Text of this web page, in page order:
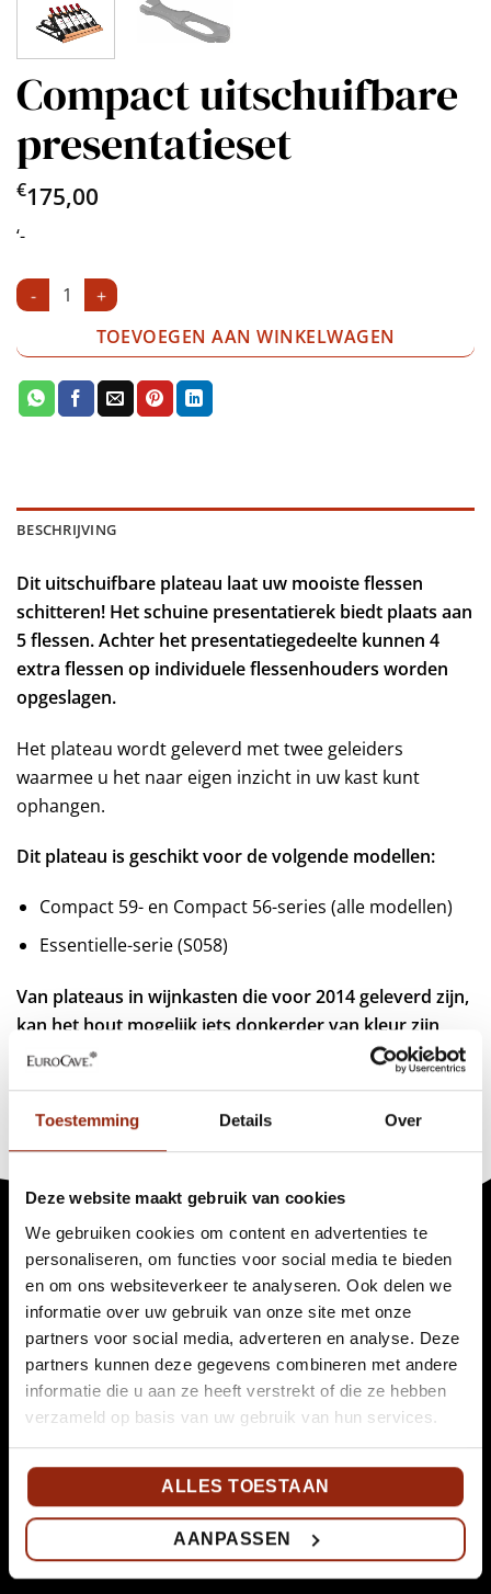
Toestemming Details Over
Deze website maakt gebruik van cookies
We gebruiken cookies om content en advertenties te
personaliseren, om functies voor social media te bieden
en om ons websiteverkeer te analyseren. Ook delen we
informatie over uw gebruik van onze site met onze
partners voor social media, adverteren en analyse. Deze
partners kunnen deze gegevens combineren met andere
informatie die u aan ze heeft verstrekt of die ze hebben
verzameld op basis van uw gebruik van hun services.
ALLES TOESTAAN
AANPASSEN
Compact uitschuifbare
presentatieset
€175,00
‘-
Compact uitschuifbare presentatieset aantal
TOEVOEGEN AAN WINKELWAGEN
BESCHRIJVING
Dit uitschuifbare plateau laat uw mooiste flessen
schitteren! Het schuine presentatierek biedt plaats aan
5 flessen. Achter het presentatiegedeelte kunnen 4
extra flessen op individuele flessenhouders worden
opgeslagen.
Het plateau wordt geleverd met twee geleiders
waarmee u het naar eigen inzicht in uw kast kunt
ophangen.
Dit plateau is geschikt voor de volgende modellen:
Compact 59- en Compact 56-series (alle modellen)
Essentielle-serie (S058)
Van plateaus in wijnkasten die voor 2014 geleverd zijn,
kan het hout mogelijk iets donkerder van kleur zijn
dan dat van dit plateau.
Algemene informatie
Over EuroCave
Garantie & kwaliteit
Levering
Bestelinformatie
Outlet
Voor klanten